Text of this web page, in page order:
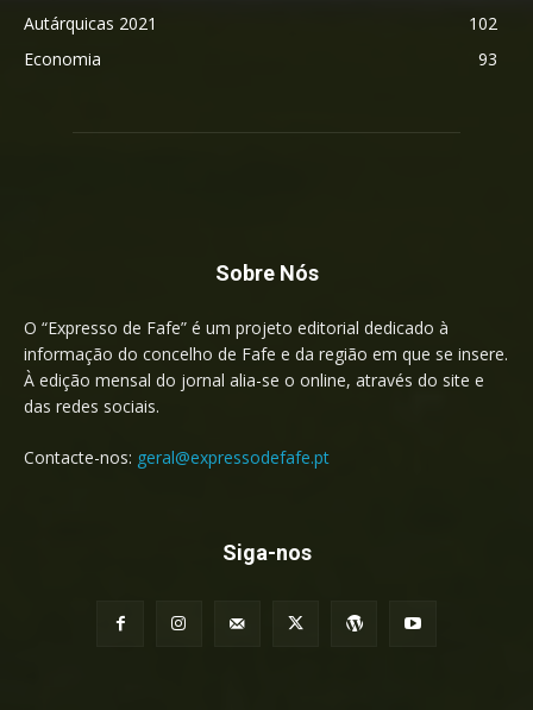
Autárquicas 2021
102
Economia
93
Sobre Nós
O “Expresso de Fafe” é um projeto editorial dedicado à
informação do concelho de Fafe e da região em que se insere.
À edição mensal do jornal alia-se o online, através do site e
das redes sociais.
Contacte-nos: geral@expressodefafe.pt
Siga-nos